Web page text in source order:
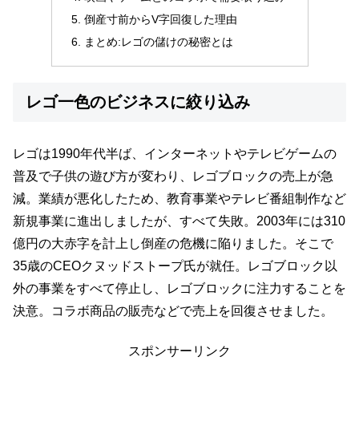
倒産寸前からV字回復した理由
まとめ:レゴの儲けの秘密とは
レゴ一色のビジネスに絞り込み
レゴは1990年代半ば、インターネットやテレビゲームの
普及で子供の遊び方が変わり、レゴブロックの売上が急
減。業績が悪化したため、教育事業やテレビ番組制作など
新規事業に進出しましたが、すべて失敗。2003年には310
億円の大赤字を計上し倒産の危機に陥りました。そこで
35歳のCEOクヌッドストープ氏が就任。レゴブロック以
外の事業をすべて停止し、レゴブロックに注力することを
決意。コラボ商品の販売などで売上を回復させました。
スポンサーリンク